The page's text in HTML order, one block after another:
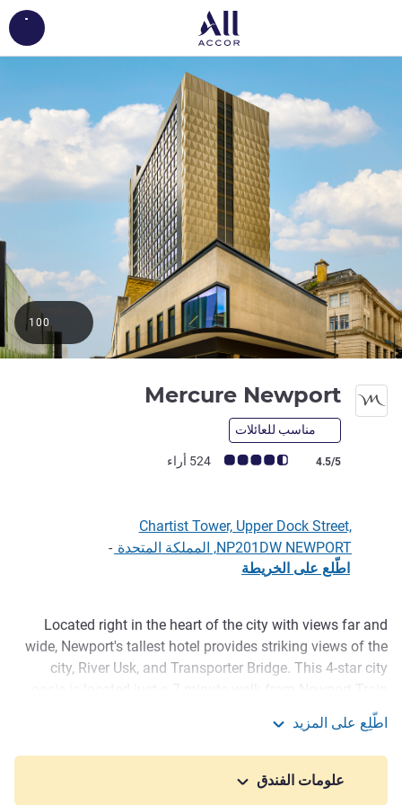
Mercure Newport
مناسب للعائلات
ملاحظة أراء العملاء (رأي ALL)
4.5/5 524 أراء
100
Chartist Tower, Upper Dock Street,
NP201DW NEWPORT, المملكة المتحدة
-
اطّلع على الخريطة
الوصف
Located right in the heart of the city with views far and
wide, Newport's tallest hotel provides striking views of the
city, River Usk, and Transporter Bridge. This 4-star city
Station, a 12-minute train journey to Cardiff Central, and
less than a 5-minute walk from Newport Central Bus
Station. At the heart of our hotel, you'll find our
contemporary restaurant NP20 Bar & Kitchen, which is also
اطّلِع على المزيد
علومات الفندق